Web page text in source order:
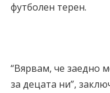
футболен терен.
“Вярвам, че заедно
за децата ни”,